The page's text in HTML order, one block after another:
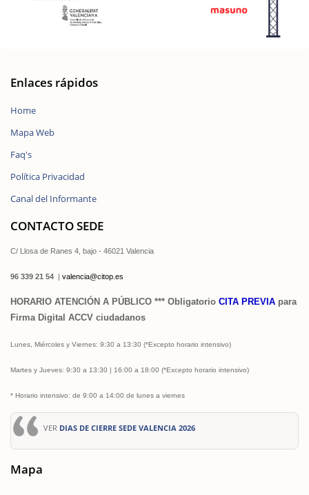
Enlaces rápidos
Home
Mapa Web
Faq's
Política Privacidad
Canal del Informante
CONTACTO SEDE
C/ Llosa de Ranes 4, bajo - 46021 Valencia
96 339 21 54 | valencia@citop.es
HORARIO ATENCIÓN A PÚBLICO *** Obligatorio CITA PREVIA para
Firma Digital ACCV ciudadanos
Lunes, Miércoles y Viernes: 9:30 a 13:30 (*Excepto horario intensivo)
Martes y Jueves: 9:30 a 13:30 | 16:00 a 18:00 (*Excepto horario intensivo)
* Horario intensivo: de 9:00 a 14:00 de lunes a viernes
VER DIAS DE CIERRE SEDE VALENCIA 2026
Mapa